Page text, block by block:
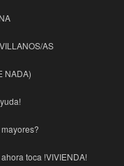
AS
NADA)
ahora toca !VIVIENDA!